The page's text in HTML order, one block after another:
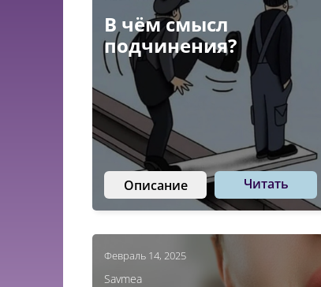
В чём смысл
подчинения?
Описание Читать
Февраль 14, 2025
Savmea